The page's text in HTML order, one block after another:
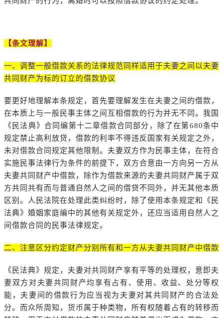
【条文理解】
一、调整一般借款关系的法律规范同样适用于夫妻之间以夫妻
共同财产为标的订立的借款协议
要更好地理解本条规定，首先要理解发生在夫妻之间的借款，
在本质上与一般民事主体之间互相借款的行为并无不同。我国
《民法典》合同编第十二章借款合同部分，除了在第680条中
规定禁止高利放贷，借款的利率不得违反国家有关规定之外，
未对借款合同规定其他限制。夫妻双方作为民事主体，在符合
实施民事法律行为条件的前提下，双方合意由一方向另一方从
夫妻共同财产中借款，除作为借款来源的夫妻共同财产属于双
方共同共有而与普通自然人之间的借贷不同外，并无其他本质
区别。人民法院在处理此类纠纷时，除了使用本条规定和《民
法典》婚姻家庭编中的其他有关规定外，还应当适用自然人之
间借款合同的民事法律规定。
二、注意区分约定财产分别所有和一方从夫妻共同财产中借款
《民法典》规定，夫妻对共同财产享有平等的处理权，意即夫
妻双方对夫妻共同财产均享有占有、使用、收益、处分等权
能，夫妻间的借款行为应当视为夫妻对其共同财产的合法处
分。而众所周知，货币属于种类物，所有权随着占有的转移而